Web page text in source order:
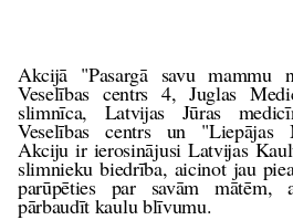
Akcijā "Pasargā savu mammu
Veselības centrs 4, Juglas
slimnīca, Latvijas Jūras
Veselības centrs un "Liepājas
Akciju ir ierosinājusi Latvijas
slimnieku biedrība, aicinot jau
parūpēties par savām mātēm,
pārbaudīt kaulu blīvumu.